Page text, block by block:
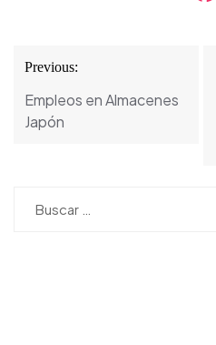
Navegación
de
entradas
Previous:
Empleos en Almacenes
Japón